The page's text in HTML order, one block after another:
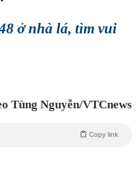
ở nhà lá, tìm vui
Tùng Nguyễn/VTCnews
Copy link